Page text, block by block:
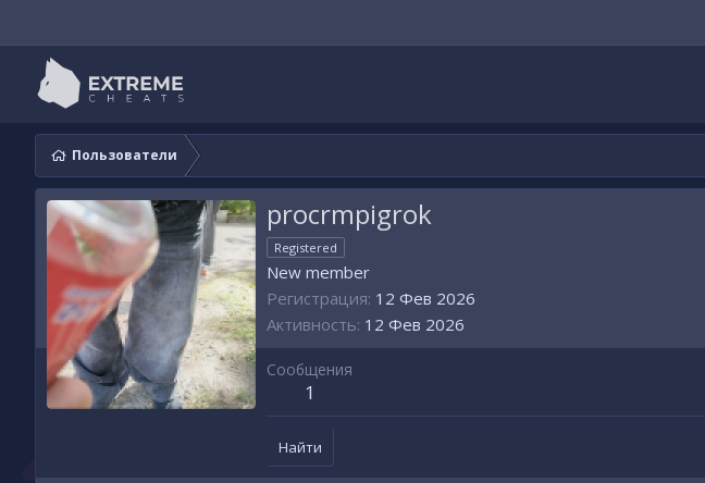
Пользователи
procrmpigrok
Registered
New member
Регистрация 12 Фев 2026
Активность 12 Фев 2026
Сообщения
1
Найти